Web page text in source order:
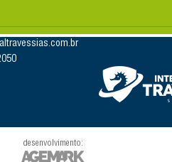
desenvolvimento: